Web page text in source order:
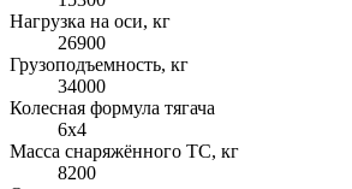
Нагрузка на оси, кг
26900
Грузоподъемность, кг
34000
Колесная формула тягача
6x4
Масса снаряжённого ТС, кг
8200